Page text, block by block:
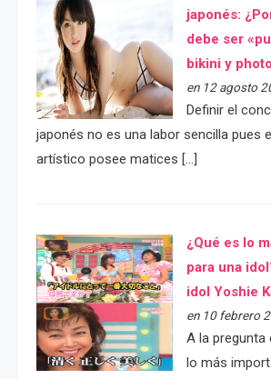
japonés:
debe ser
bikini y
en 12 agosto
Definir el
japonés no es una labor sencilla pues
artístico posee matices […]
¿Qué es lo
para una
idol Yoshie
en 10 febrero
A la pregunta
lo más